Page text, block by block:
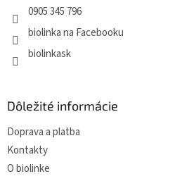
0905 345 796
biolinka na Facebooku
biolinkask
Dôležité informácie
Doprava a platba
Kontakty
O biolinke